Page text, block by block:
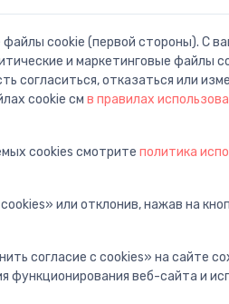
404
то, что вы ищете.
могут быть вам полезны:
Помощь
cookie (первой стороны). С
и маркетинговые файлы
согласиться, отказаться или
cookie см в правилах
cookies смотрите политика
или отклонив, нажав на
согласие с cookies» на сайте
функционирования веб-сайта и